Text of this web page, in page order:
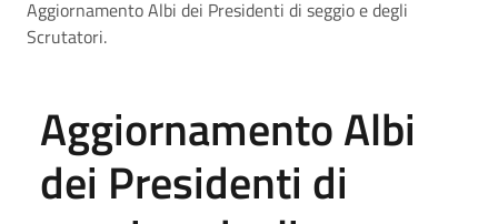
Aggiornamento Albi dei Presidenti di seggio e degli
Scrutatori.
Aggiornamento Albi
dei Presidenti di